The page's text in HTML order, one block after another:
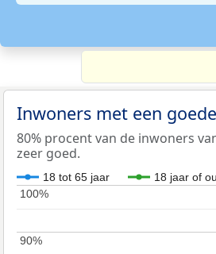
Inwoners met een
80% procent van de inwoners
zeer goed.
18 tot 65 jaar 18 jaar of
90%
90%
100%
100%